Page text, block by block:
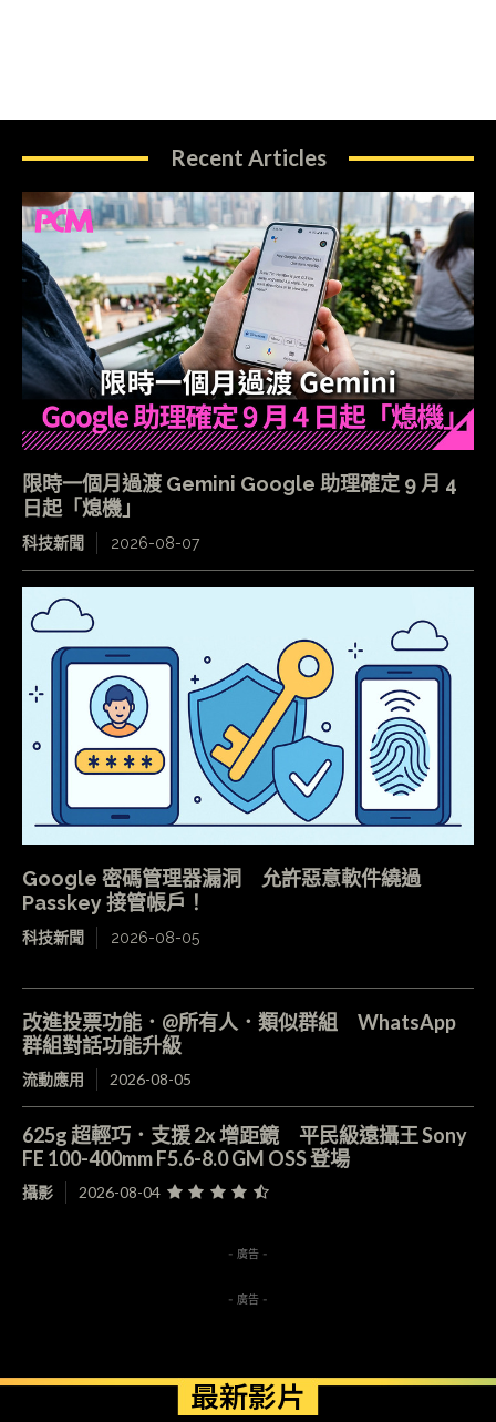
Recent Articles
限時一個月過渡 Gemini Google 助理確定 9 月 4
日起「熄機」
科技新聞 2026-08-07
Google 密碼管理器漏洞 允許惡意軟件繞過
Passkey 接管帳戶！
科技新聞 2026-08-05
改進投票功能．@所有人．類似群組 WhatsApp
群組對話功能升級
流動應用 2026-08-05
625g 超輕巧．支援 2x 增距鏡 平民級遠攝王 Sony
FE 100-400mm F5.6-8.0 GM OSS 登場
攝影 2026-08-04
- 廣告 -
- 廣告 -
最新影片